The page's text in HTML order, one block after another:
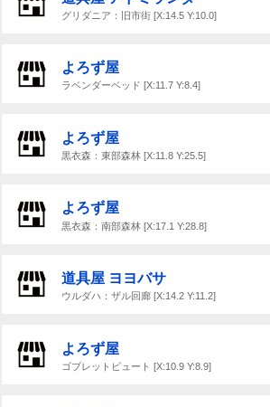
グリダニア：旧市街 [X:14.5 Y:10.0]
よろず屋
ラベンダーベッド [X:11.7 Y:8.4]
よろず屋
黒衣森：東部森林 [X:11.8 Y:25.5]
よろず屋
黒衣森：南部森林 [X:17.1 Y:28.8]
道具屋 ヨヨバサ
ウルダハ：ザル回廊 [X:14.2 Y:11.2]
よろず屋
ゴブレットビュート [X:10.9 Y:8.9]